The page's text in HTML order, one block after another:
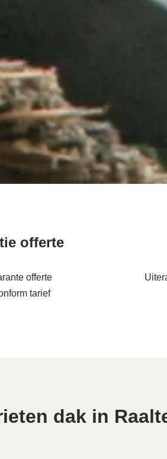
offerte
offerte
tarief
dak in